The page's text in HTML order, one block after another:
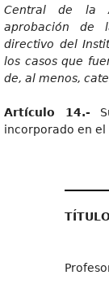
Central de la
aprobación de
directivo del
los casos que
de, al menos,
Artícul o 14.-
incorporado en